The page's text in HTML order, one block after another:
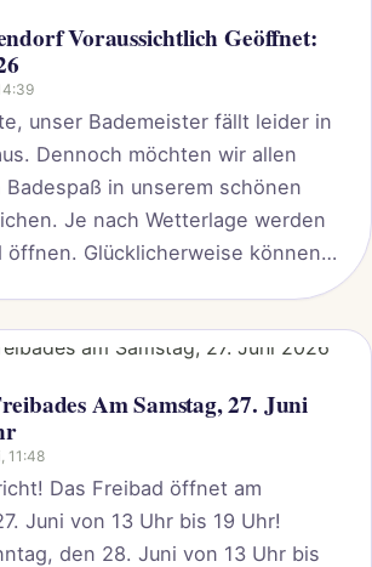
Voraussichtlich Geöffnet:
unser Bademeister fällt leider in
Dennoch möchten wir allen
in unserem schönen
Je nach Wetterlage werden
öffnen. Glücklicherweise können
zum
Am Samstag, 27. Juni
11:48
Das Freibad öffnet am
Juni von 13 Uhr bis 19 Uhr!
den 28. Juni von 13 Uhr bis